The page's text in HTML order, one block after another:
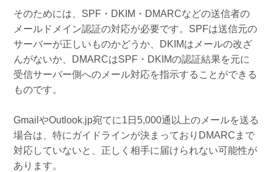
そのためには、SPF・DKIM・DMARCなどの送信者の
メールドメイン認証の対応が必要です。SPFは送信元の
サーバーが正しいものかどうか、DKIMはメールの改ざ
んがないか、DMARCはSPF・DKIMの認証結果を元に
受信サーバー側へのメール対応を指示することができる
ものです。
GmailやOutlook.jp宛てに1日5,000通以上のメールを送る
場合は、特にガイドラインが決まっておりDMARCまで
対応していないと、正しく相手に届けられない可能性が
あります。